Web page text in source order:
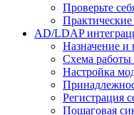
Проверьте
Практические
AD/LDAP
Назначение и
Схема работы
Настройка
Регистрация
Пошаговая